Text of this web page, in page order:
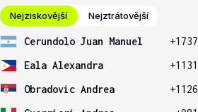
Nejziskovější Nejztrátovější
Cerundolo Juan Manuel
+1737
Eala Alexandra
+1131
Obradovic Andrea
+1126